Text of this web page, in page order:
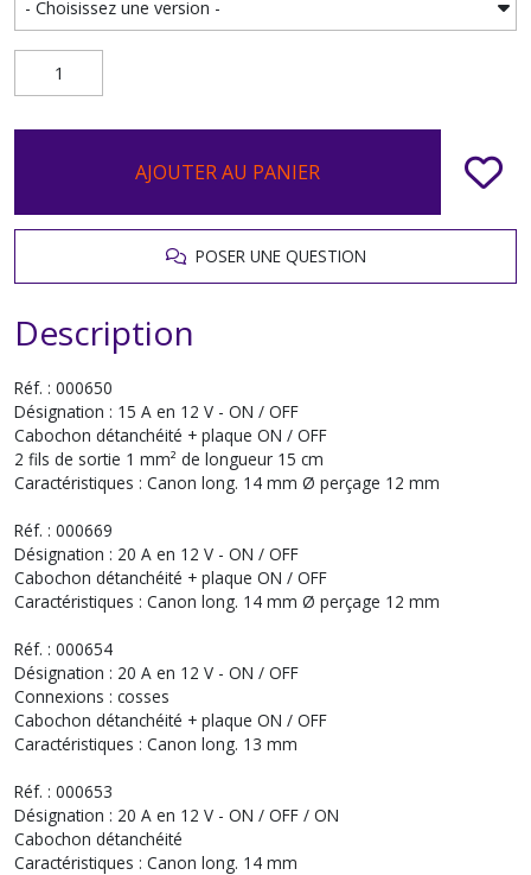
AJOUTER AU PANIER
POSER UNE QUESTION
Description
Réf. : 000650
Désignation : 15 A en 12 V - ON / OFF
Cabochon détanchéité + plaque ON / OFF
2 fils de sortie 1 mm² de longueur 15 cm
Caractéristiques : Canon long. 14 mm Ø perçage 12 mm
Réf. : 000669
Désignation : 20 A en 12 V - ON / OFF
Cabochon détanchéité + plaque ON / OFF
Caractéristiques : Canon long. 14 mm Ø perçage 12 mm
Réf. : 000654
Désignation : 20 A en 12 V - ON / OFF
Connexions : cosses
Cabochon détanchéité + plaque ON / OFF
Caractéristiques : Canon long. 13 mm
Réf. : 000653
Désignation : 20 A en 12 V - ON / OFF / ON
Cabochon détanchéité
Caractéristiques : Canon long. 14 mm